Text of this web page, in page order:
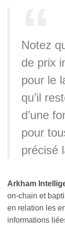
Notez
de prix
pour le
qu’il
d’une
pour
précisé
Arkham
on-chain et
en relation les
informations